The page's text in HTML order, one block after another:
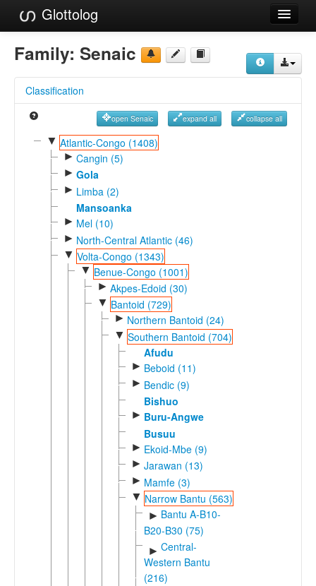
Glottolog
Languages
Language Search
Reference Search
GlottoScope
Family: Senaic
Classification
open Senaic expand all collapse all
▼ Atlantic-Congo (1408)
► Cangin (5)
► Gola
► Limba (2)
Mansoanka
► Mel (10)
► North-Central Atlantic (46)
▼ Volta-Congo (1343)
▼ Benue-Congo (1001)
► Akpes-Edoid (30)
▼ Bantoid (729)
► Northern Bantoid (24)
▼ Southern Bantoid (704)
Afudu
► Beboid (11)
► Bendic (9)
Bishuo
► Buru-Angwe
Busuu
► Ekoid-Mbe (9)
► Jarawan (13)
► Mamfe (3)
▼ Narrow Bantu (563)
► Bantu A-B10-
B20-B30 (75)
► Central-
Western Bantu
(216)